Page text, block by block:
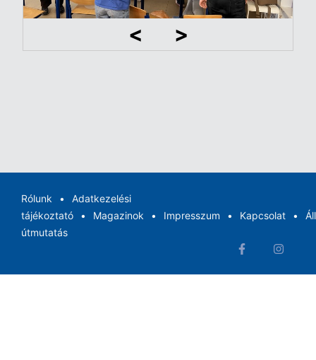
Rólunk
Adatkezelési
tájékoztató
Magazinok Impresszum Kapcsolat
útmutatás